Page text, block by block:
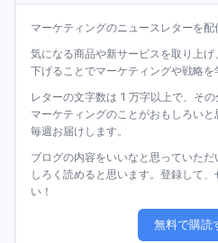
マーケティングのニュースレターを配
気になる商品や新サービスを取り上
下げることでマーケティングや戦略を
レターの文字数は 1 万字以上で、そ
マーケティングのことがおもしろい
毎週お届けします。
ブログの内容をいいなと思っていた
しろく読めると思います。登録して
い！
無料で購読